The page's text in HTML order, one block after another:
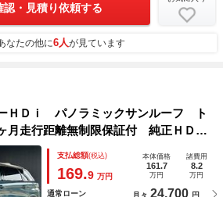
認・見積り依頼する
なたの他に6人が見ています
Ｄｉ パノラミックサンルーフ ト
月走行距離無制限保証付 純正ＨＤＤ
ト 禁煙車 ＬＥＤヘッドライト パ
ティブクルーズコントロール ＥＴＣ
支払総額(税込)
169.9 万円
本体価格
161.7
万円
諸費用
8.2
万円
通常ローン 月々 24,700 円